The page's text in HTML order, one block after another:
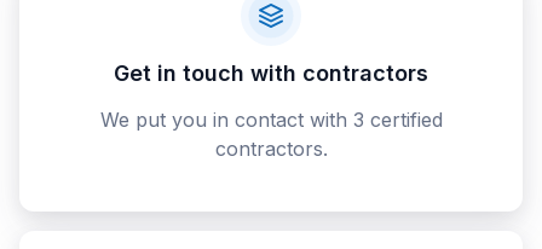
Get in touch with contractors
We put you in contact with 3 certified
contractors.